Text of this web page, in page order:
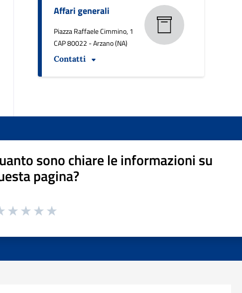
Affari generali
Piazza Raffaele Cimmino, 1
CAP 80022 - Arzano (NA)
Contatti
sono chiare le informazioni su
pagina?